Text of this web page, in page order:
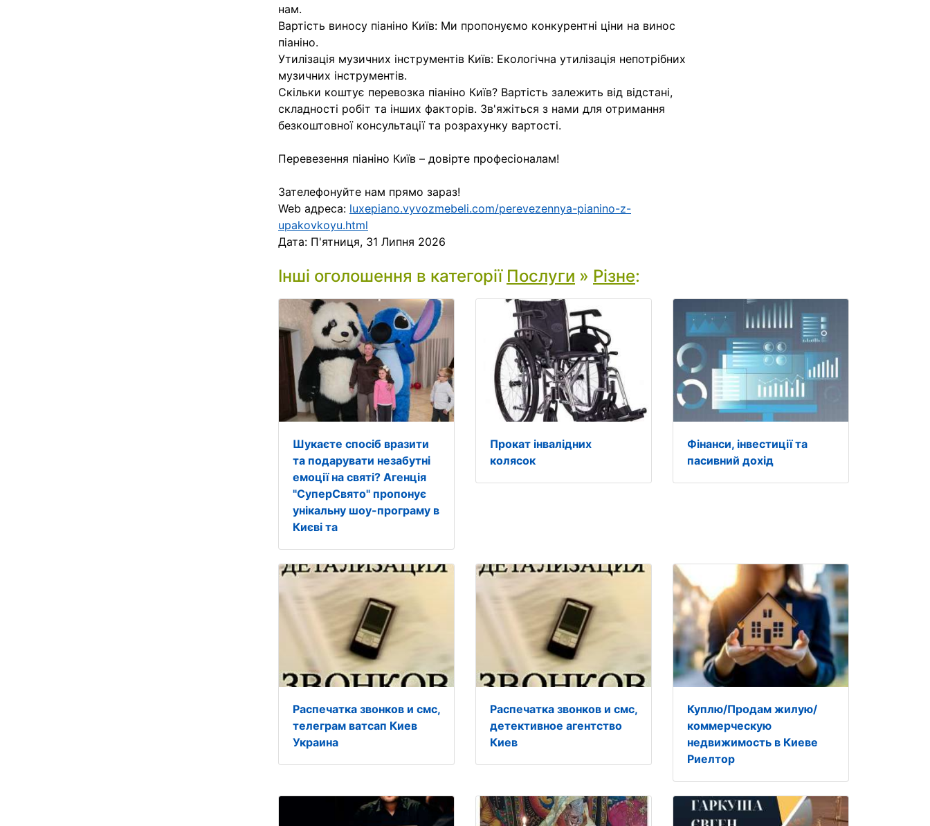
нам.
Вартість виносу піаніно Київ: Ми пропонуємо конкурентні ціни на винос
піаніно.
Утилізація музичних інструментів Київ: Екологічна утилізація непотрібних
музичних інструментів.
Скільки коштує перевозка піаніно Київ? Вартість залежить від відстані,
складності робіт та інших факторів. Зв'яжіться з нами для отримання
безкоштовної консультації та розрахунку вартості.
Перевезення піаніно Київ – довірте професіоналам!
Зателефонуйте нам прямо зараз!
Web адреса: luxepiano.vyvozmebeli.com/perevezennya-pianino-z-
upakovkoyu.html
Дата: П'ятниця, 31 Липня 2026
Інші оголошення в категорії Послуги » Різне:
Шукаєте спосіб вразити
та подарувати незабутні
емоції на святі? Агенція
"СуперСвято" пропонує
унікальну шоу-програму в
Києві та
Прокат інвалідних
колясок
Фінанси, інвестиції та
пасивний дохід
Распечатка звонков и смс,
телеграм ватсап Киев
Украина
Распечатка звонков и смс,
детективное агентство
Киев
Куплю/Продам жилую/
коммерческую
недвижимость в Киеве
Риелтор